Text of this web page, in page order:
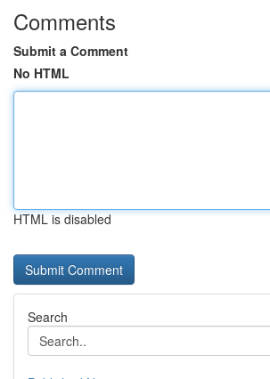
Comments
Submit a Comment
No HTML
HTML is disabled
Search